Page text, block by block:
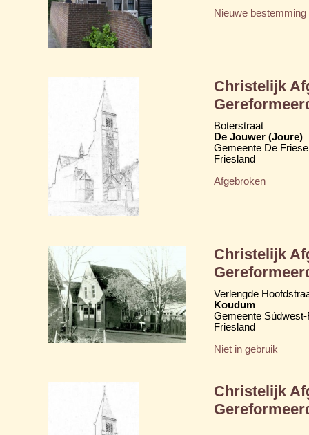
Nieuwe bestemming
Christelijk
Boterstraat
De Jouwer (Joure)
Gemeente De
Friesland
Afgebroken
Christelijk
Verlengde
Koudum
Gemeente
Friesland
Niet in gebruik
Christelijk